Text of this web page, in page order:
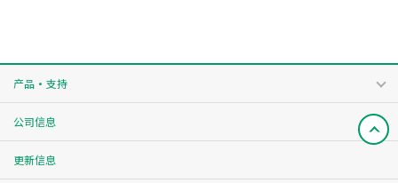
产品・支持
公司信息
更新信息